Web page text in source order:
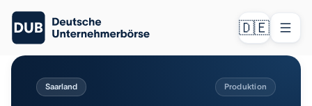
🇩🇪
Saarland Produktion